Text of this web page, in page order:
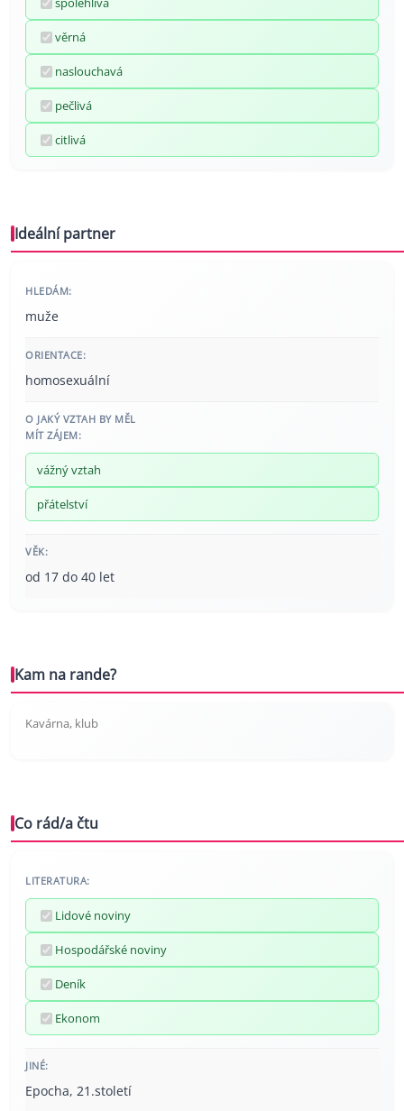
věrná
naslouchavá
pečlivá
citlivá
Ideální partner
HLEDÁM:
muže
ORIENTACE:
homosexuální
O JAKÝ VZTAH BY MĚL
MÍT ZÁJEM:
vážný vztah
přátelství
VĚK:
od 17 do 40 let
Kam na rande?
Kavárna, klub
Co rád/a čtu
LITERATURA:
Lidové noviny
Hospodářské noviny
Deník
Ekonom
JINÉ:
Epocha, 21.století